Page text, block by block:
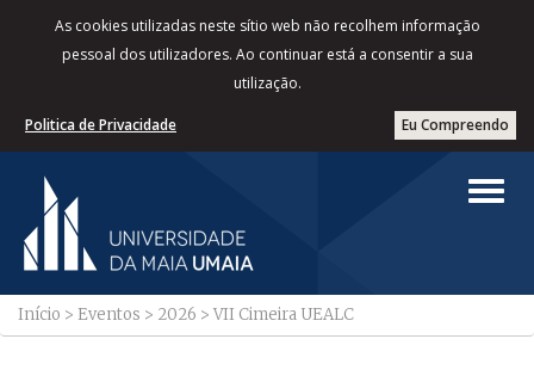
As cookies utilizadas neste sítio web não recolhem informação
pessoal dos utilizadores. Ao continuar está a consentir a sua
utilização.
Eu Compreendo
Politica de Privacidade
Início > Eventos > 2026 > VII Cimeira UEALC